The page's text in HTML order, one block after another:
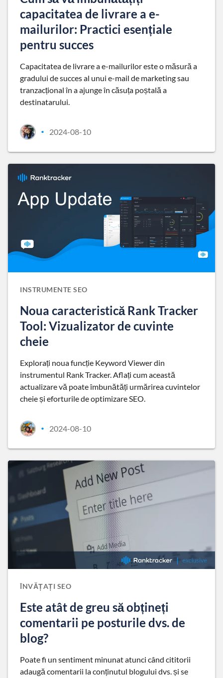
capacitatea de livrare a e-
mailurilor: Practici esențiale
pentru succes
Capacitatea de livrare a e-mailurilor este o măsură a
gradului de succes al unui e-mail de marketing sau
tranzacțional în a ajunge în căsuța poștală a
destinatarului.
• 2024-08-10
INSTRUMENTE SEO
Noua caracteristică Rank Tracker
Tool: Vizualizator de cuvinte
cheie
Explorați noua funcție Keyword Viewer din
instrumentul Rank Tracker. Aflați cum această
actualizare vă poate îmbunătăți urmărirea cuvintelor
cheie și eforturile de optimizare SEO.
• 2024-08-10
ÎNVĂȚAȚI SEO
Este atât de greu să obțineți
comentarii pe posturile dvs. de
blog?
Poate fi un sentiment minunat atunci când cititorii
adaugă comentarii la conținutul blogului dvs. și se